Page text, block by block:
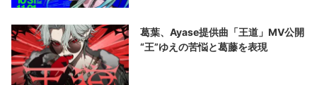
葛葉、Ayase提供曲「王道」MV公開
“王”ゆえの苦悩と葛藤を表現